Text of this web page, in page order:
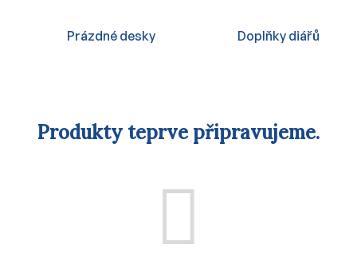
Prázdné desky Doplňky diářů
Produkty teprve připravujeme.